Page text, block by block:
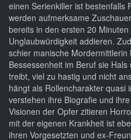
einen Serienkiller ist bestenfalls
werden aufmerksame
bereits in den ersten 20
Unglaubwürdigkeit addieren.
schier manische Mordermittlerin
Bessessenheit im Beruf sie
treibt, viel zu hastig und nicht
hängt als Rollencharakter quasi
verstehen ihre Biografie und
Visionen der Opfer zitieren
mit der eigenen Krankheit ist
ihren Vorgesetzten und ex-